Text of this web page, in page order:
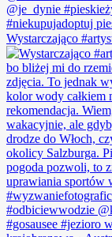
Wystarczająco